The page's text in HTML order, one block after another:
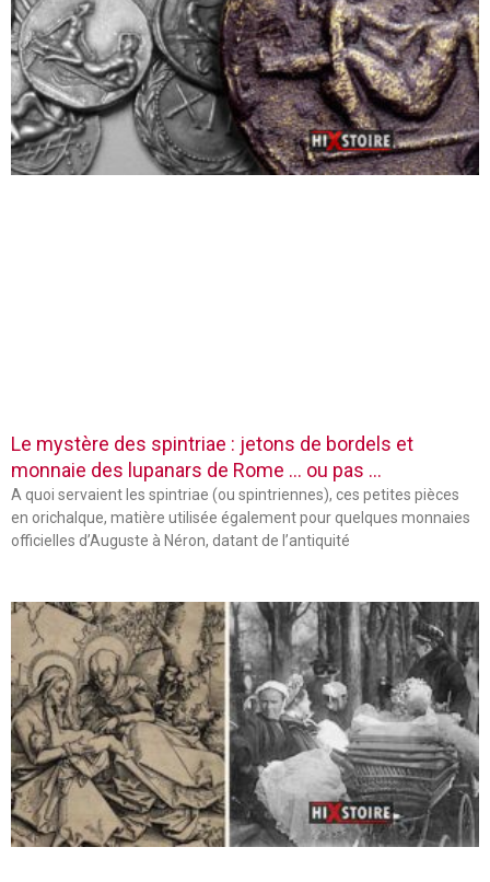
Le mystère des spintriae : jetons de bordels et
monnaie des lupanars de Rome … ou pas …
A quoi servaient les spintriae (ou spintriennes), ces petites pièces
en orichalque, matière utilisée également pour quelques monnaies
officielles d’Auguste à Néron, datant de l’antiquité